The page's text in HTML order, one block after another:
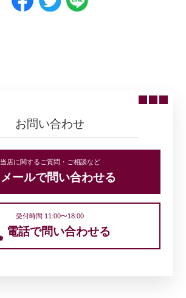
お問い合わせ
当店に関するご質問・ご相談など
メールで問い合わせる
受付時間 11:00〜18:00
電話で問い合わせる